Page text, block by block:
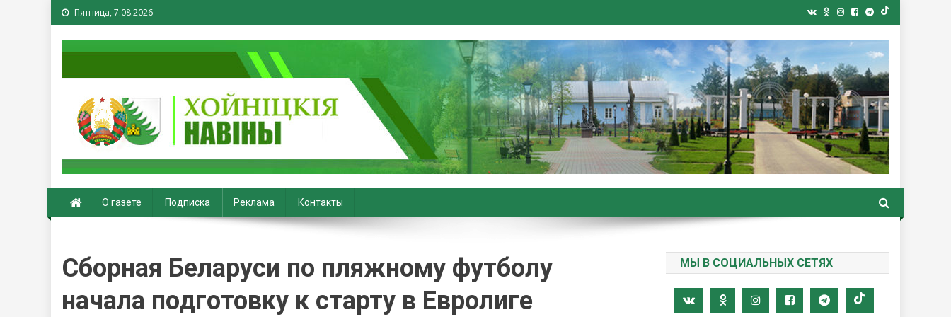
Пятница, 7.08.2026
Хойники. Хойнiцкiя навiны. Новости Хойник. Районная газета
О газете Подписка Реклама Контакты
Сборная Беларуси по пляжному футболу
начала подготовку к старту в Евролиге
МЫ В СОЦИАЛЬНЫХ СЕТЯХ